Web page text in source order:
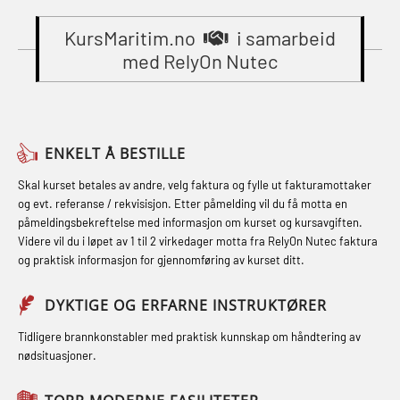
Compressed Air Emergency
Breathing System (CA-EBS) og
Skuldermåling (OBS125)
Fallsikring (FAR108)
Førstehjelp – repetisjon (OFA102)
Førstehjelp grunnkurs (OFABLE101)
GOC sertifikat grunnleggende
GOC sertifikat repetisjon (GMDSS)
(MRC102)
sikkerhetskurs for offiserer
(MBSBLE024)
STCW Oppdatering videregående
(MBSBLE021)
STCW kombi oppdatering offiserer
og med.behandling (MBS134)
STCW Kombi Oppdatering Offiserer
og Medisinsk Behandling med
Webinar (MBS1341)
STCW Oppdatering for offiserer 24 t
(MBS114)
STCW Medisinsk førstehjelp (MFA1081)
Grunnkurs Industrivern (LSC115)
Grunnkurs Røykdykking Industrivern
inkl. brannslukning (FSC121)
Hjertestarter brukerkurs (OFA107)
Røykdykking industrivern –
repetisjon (LFI105)
Sikkerhetskurs for ansatte på
oppdrettsanlegg (LBS100)
Ulykkesgransking – Webinar (LSP103)
KursMaritim.no
i samarbeid
med RelyOn Nutec
ENKELT Å BESTILLE
Skal kurset betales av andre, velg faktura og fylle ut fakturamottaker
og evt. referanse / rekvisisjon. Etter påmelding vil du få motta en
påmeldingsbekreftelse med informasjon om kurset og kursavgiften.
Videre vil du i løpet av 1 til 2 virkedager motta fra RelyOn Nutec faktura
og praktisk informasjon for gjennomføring av kurset ditt.
DYKTIGE OG ERFARNE INSTRUKTØRER
Tidligere brannkonstabler med praktisk kunnskap om håndtering av
nødsituasjoner.